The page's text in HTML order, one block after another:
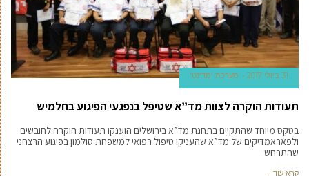
31 ביולי 2017 מערכת 'מדינט'
תעודות הוקרה לצוות מד”א שטיפל בנפגעי הפיגוע בחלמיש
בטקס מיוחד שהתקיים בתחנת מד”א בירושלים הוענקו תעודות הוקרה לחובשים
ולפאראמדיקים של מד”א שהעניקו טיפול רפואי למשפחת סולמון בפיגוע הרצחני
שהתרחש
קרא עוד ←